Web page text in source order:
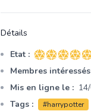
Détails
Etat : 5 sur 5 étoiles
Membres
Mis en ligne le :
Tags :
#harrypotter